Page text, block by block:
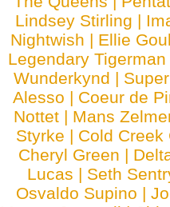
Lindsey Stirling |
Nightwish | Ellie
Legendary Tigerman
Wunderkynd |
Alesso | Coeur de
Nottet | Mans
Styrke | Cold Creek
Cheryl Green |
Lucas | Seth
Osvaldo Supino |